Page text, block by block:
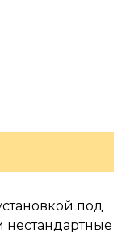
под
нестандартные